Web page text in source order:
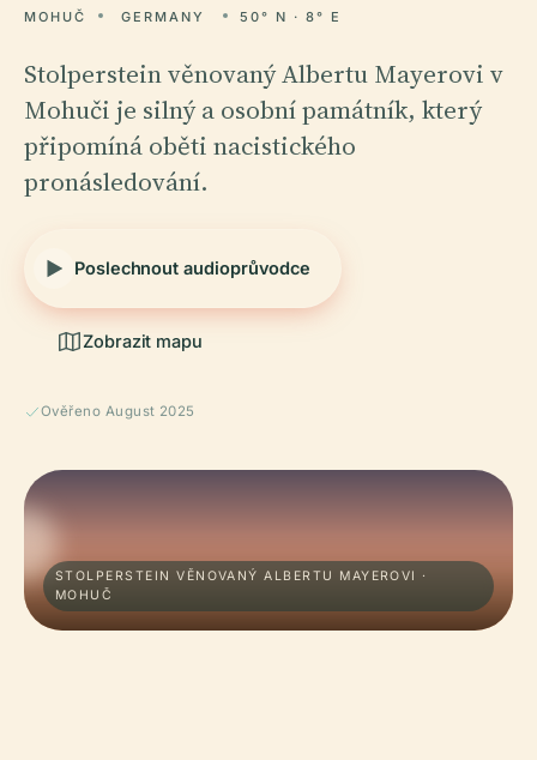
MOHUČ GERMANY 50° N · 8° E
Stolperstein věnovaný Albertu Mayerovi v
Mohuči je silný a osobní památník, který
připomíná oběti nacistického
pronásledování.
Poslechnout audioprůvodce
Zobrazit mapu
Ověřeno August 2025
STOLPERSTEIN VĚNOVANÝ ALBERTU MAYEROVI ·
MOHUČ